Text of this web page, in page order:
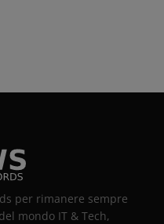
per rimanere sempre
mondo IT & Tech,